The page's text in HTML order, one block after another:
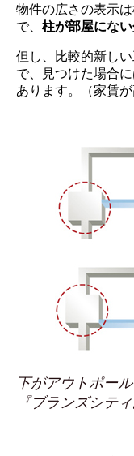
物件の広さの表示
で、 柱が部屋にな
但し、比較的新し
で、見つけた場合
あります。（家賃
下がアウトポー
『ブランズシテ